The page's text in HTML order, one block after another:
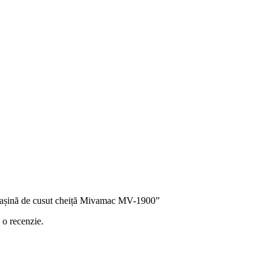
de cusut cheiță Mivamac MV-1900”
recenzie.